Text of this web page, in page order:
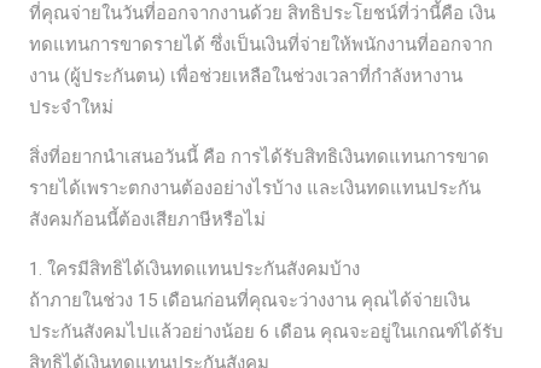
ที่คุณจ่ายในวันที่ออกจากงานด้วย สิทธิประโยชน์ที่ว่านี้คือ เงิน
ทดแทนการขาดรายได้ ซึ่งเป็นเงินที่จ่ายให้พนักงานที่ออกจาก
งาน (ผู้ประกันตน) เพื่อช่วยเหลือในช่วงเวลาที่กำลังหางาน
ประจำใหม่
สิ่งที่อยากนำเสนอวันนี้ คือ การได้รับสิทธิเงินทดแทนการขาด
รายได้เพราะตกงานต้องอย่างไรบ้าง และเงินทดแทนประกัน
สังคมก้อนนี้ต้องเสียภาษีหรือไม่
1. ใครมีสิทธิได้เงินทดแทนประกันสังคมบ้าง
ถ้าภายในช่วง 15 เดือนก่อนที่คุณจะว่างงาน คุณได้จ่ายเงิน
ประกันสังคมไปแล้วอย่างน้อย 6 เดือน คุณจะอยู่ในเกณฑ์ได้รับ
สิทธิได้เงินทดแทนประกันสังคม